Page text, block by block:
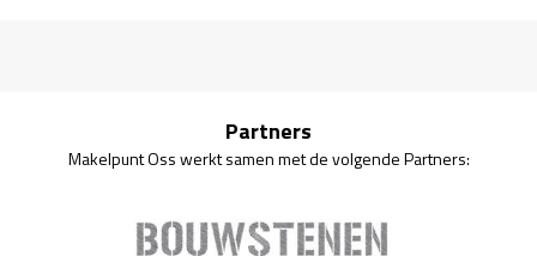
Partners
Makelpunt Oss werkt samen met de volgende Partners: